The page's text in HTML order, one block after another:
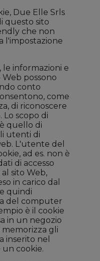
Due Elle Srls
questo sito
che non
l'impostazione
le informazioni e
possono
conto
come
di riconoscere
scopo di
quello di
utenti di
L'utente del
ad es. non è
di accesso
sito Web,
in carico dal
quindi
del computer
è il cookie
in un negozio
gli
inserito nel
cookie.